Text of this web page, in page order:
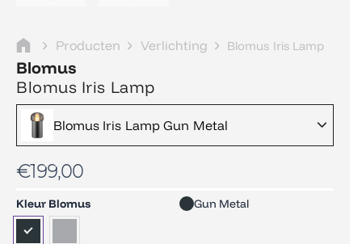
Producten Verlichting Blomus Iris Lamp
Blomus
Blomus Iris Lamp
Blomus Iris Lamp Gun Metal
€199,00
Kleur Blomus Gun Metal
Blomus
Iris
Lamp